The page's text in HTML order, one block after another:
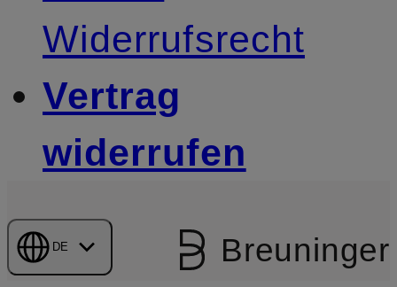
Widerrufsrecht
Vertrag
widerrufen
DE Breuninger